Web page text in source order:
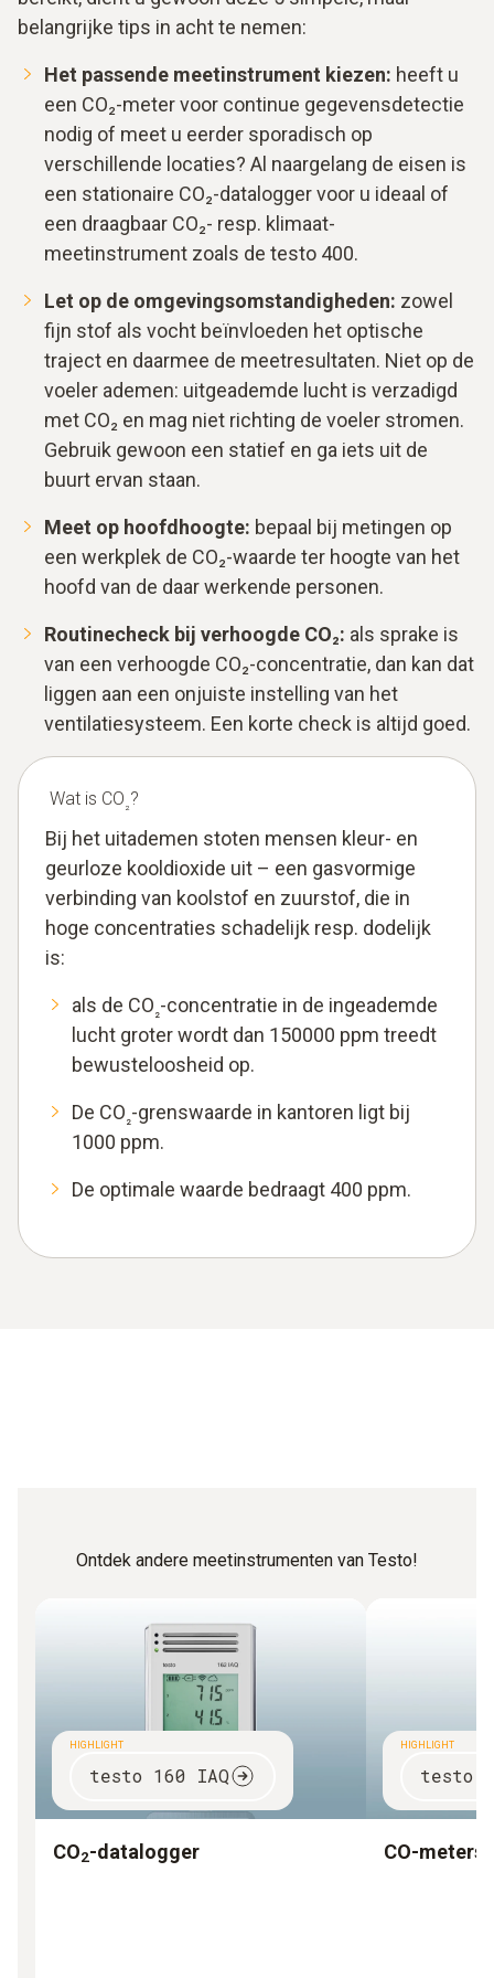
belangrijke tips in acht te nemen:
Het passende meetinstrument kiezen: heeft u
een CO₂-meter voor continue gegevensdetectie
nodig of meet u eerder sporadisch op
verschillende locaties? Al naargelang de eisen is
een stationaire CO₂-datalogger voor u ideaal of
een draagbaar CO₂- resp. klimaat-
meetinstrument zoals de testo 400.
Let op de omgevingsomstandigheden: zowel
fijn stof als vocht beïnvloeden het optische
traject en daarmee de meetresultaten. Niet op de
voeler ademen: uitgeademde lucht is verzadigd
met CO₂ en mag niet richting de voeler stromen.
Gebruik gewoon een statief en ga iets uit de
buurt ervan staan.
Meet op hoofdhoogte: bepaal bij metingen op
een werkplek de CO₂-waarde ter hoogte van het
hoofd van de daar werkende personen.
Routinecheck bij verhoogde CO₂: als sprake is
van een verhoogde CO₂-concentratie, dan kan dat
liggen aan een onjuiste instelling van het
ventilatiesysteem. Een korte check is altijd goed.
Wat is CO₂?
Bij het uitademen stoten mensen kleur- en
geurloze kooldioxide uit – een gasvormige
verbinding van koolstof en zuurstof, die in
hoge concentraties schadelijk resp. dodelijk
is:
als de CO₂-concentratie in de ingeademde
lucht groter wordt dan 150000 ppm treedt
bewusteloosheid op.
De CO₂-grenswaarde in kantoren ligt bij
1000 ppm.
De optimale waarde bedraagt 400 ppm.
Ontdek andere meetinstrumenten van Testo!
HIGHLIGHT
testo 160 IAQ
CO2-datalogger
HIGHLIGHT
testo
CO-meters